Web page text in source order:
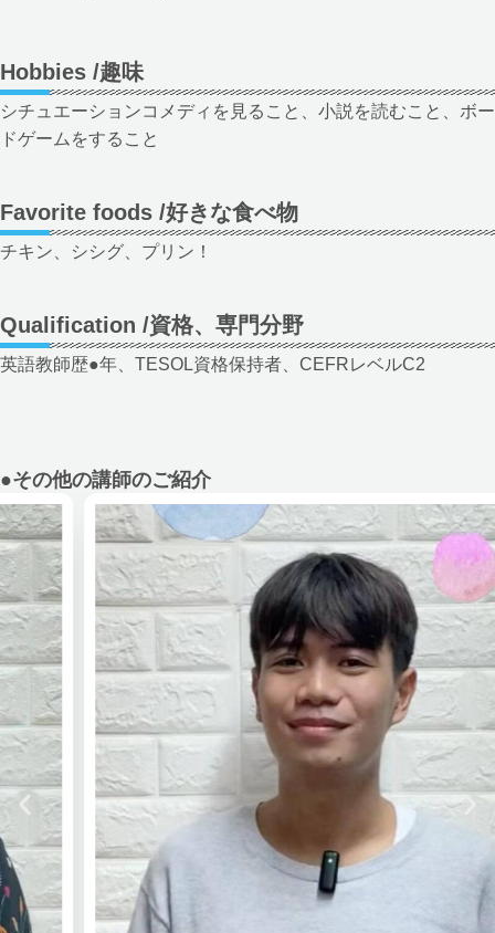
Hobbies /趣味
シチュエーションコメディを見ること、小説を読むこと、ボー
ドゲームをすること
Favorite foods /好きな食べ物
チキン、シシグ、プリン！
Qualification /資格、専門分野
英語教師歴●年、TESOL資格保持者、CEFRレベルC2
●その他の講師のご紹介